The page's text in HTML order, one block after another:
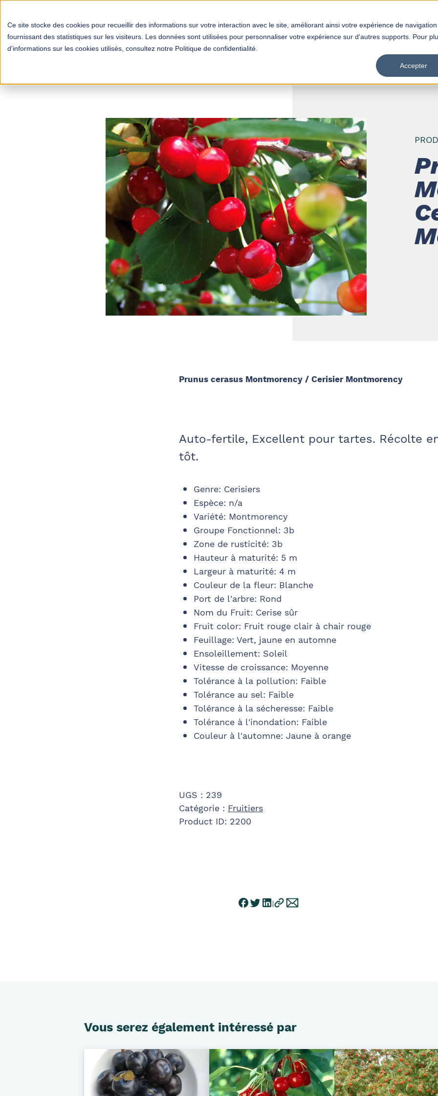
Ce site stocke des cookies pour recueillir des informations sur votre interaction avec le site, améliorant ainsi votre expérience de
fournissant des statistiques sur les visiteurs. Les données sont utilisées pour personnaliser votre expérience sur d'autres supports. Pour
d'informations sur les cookies utilisés, consultez notre Politique de confidentialité.
Accepter
ProduitsDistributeurs
Prunus cerasus Montmorency / Cerisier Montmorency
Auto-fertile, Excellent pour tartes. Récolte
tôt.
Genre: Cerisiers
Espèce: n/a
Variété: Montmorency
Groupe Fonctionnel: 3b
Zone de rusticité: 3b
Hauteur à maturité: 5 m
Largeur à maturité: 4 m
Couleur de la fleur: Blanche
Port de l'arbre: Rond
Nom du Fruit: Cerise sûr
Fruit color: Fruit rouge clair à chair rouge
Feuillage: Vert, jaune en automne
Ensoleillement: Soleil
Vitesse de croissance: Moyenne
Tolérance à la pollution: Faible
Tolérance au sel: Faible
Tolérance à la sécheresse: Faible
Tolérance à l'inondation: Faible
Couleur à l'automne: Jaune à orange
UGS : 239
Catégorie : Fruitiers
Product ID: 2200
Vous serez également intéressé par